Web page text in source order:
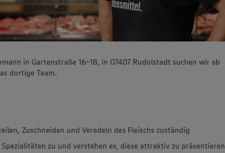
in Gartenstraße 16-18, in 07407 Rudolstadt suchen wir ab
dortige Team.
Zuschneiden und Veredeln des Fleischs zuständig
zu und verstehen es, diese attraktiv zu präsentieren